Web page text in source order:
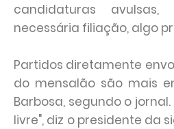
candidaturas
necessária filiação, algo
Partidos diretamente
do mensalão são mais
Barbosa, segundo o jornal.
livre", diz o presidente da